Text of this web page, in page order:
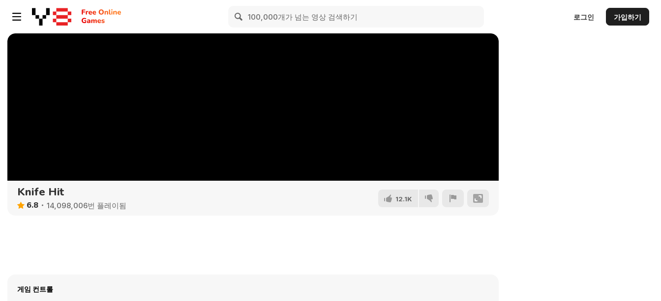
로그인 가입하기
Knife Hit
6.8 14,098,006번 플레이됨
12.1K
게임 컨트롤